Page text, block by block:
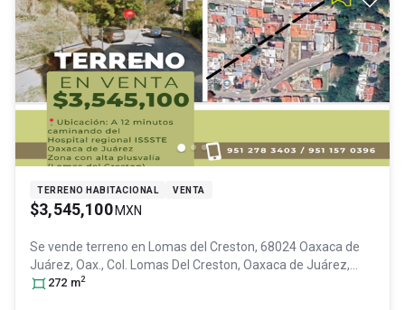
TERRENO HABITACIONAL VENTA
$3,545,100 MXN
Se vende terreno en
Lomas del Creston, 68024 Oaxaca de
Juárez, Oax., Col. Lomas Del Creston, Oaxaca de Juárez,
Oaxaca, México
272 m2